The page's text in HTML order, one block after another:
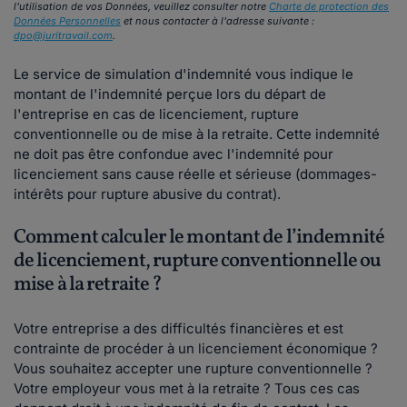
l'utilisation de vos Données, veuillez consulter notre Charte de protection des
Données Personnelles et nous contacter à l'adresse suivante :
dpo@juritravail.com.
Le service de simulation d'indemnité vous indique le
montant de l'indemnité perçue lors du départ de
l'entreprise en cas de licenciement, rupture
conventionnelle ou de mise à la retraite. Cette indemnité
ne doit pas être confondue avec l'indemnité pour
licenciement sans cause réelle et sérieuse (dommages-
intérêts pour rupture abusive du contrat).
Comment calculer le montant de l’indemnité
de licenciement, rupture conventionnelle ou
mise à la retraite ?
Votre entreprise a des difficultés financières et est
contrainte de procéder à un licenciement économique ?
Vous souhaitez accepter une rupture conventionnelle ?
Votre employeur vous met à la retraite ? Tous ces cas